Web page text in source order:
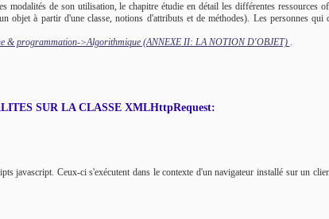
modalités de son utilisation, le chapitre étudie en détail les différentes ressources
objet à partir d'une classe, notions d'attributs et de méthodes). Les personnes
& programmation->Algorithmique (ANNEXE II: LA NOTION D'OBJET) .
SUR LA CLASSE XMLHttpRequest:
javascript. Ceux-ci s'exécutent dans le contexte d'un navigateur installé sur un